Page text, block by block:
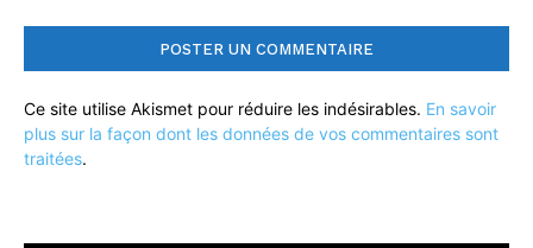
Ce site utilise Akismet pour réduire les indésirables. En savoir
plus sur la façon dont les données de vos commentaires sont
traitées.